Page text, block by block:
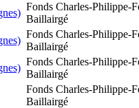
Fonds Charles-Philippe-
Baillairgé
Fonds Charles-Philippe-
Baillairgé
Fonds Charles-Philippe-
Baillairgé
Fonds Charles-Philippe-
Baillairgé